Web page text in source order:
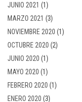
JUNIO 2021 (1)
MARZO 2021 (3)
NOVIEMBRE 2020 (1)
OCTUBRE 2020 (2)
JUNIO 2020 (1)
MAYO 2020 (1)
FEBRERO 2020 (1)
ENERO 2020 (3)